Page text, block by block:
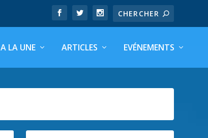
A LA UNE ARTICLES EVÉNEMENTS